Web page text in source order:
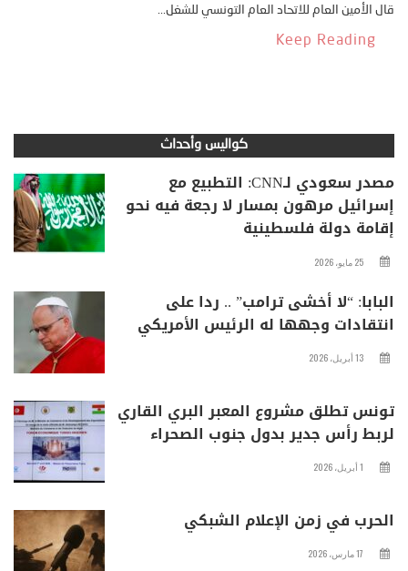
قال الأمين العام للاتحاد العام التونسي للشغل...
Keep Reading
كواليس وأحداث
مصدر سعودي لـCNN: التطبيع مع
إسرائيل مرهون بمسار لا رجعة فيه نحو
إقامة دولة فلسطينية
25 مايو، 2026
البابا: “لا أخشى ترامب” .. ردا على
انتقادات وجهها له الرئيس الأمريكي
13 أبريل، 2026
تونس تطلق مشروع المعبر البري القاري
لربط رأس جدير بدول جنوب الصحراء
1 أبريل، 2026
الحرب في زمن الإعلام الشبكي
17 مارس، 2026